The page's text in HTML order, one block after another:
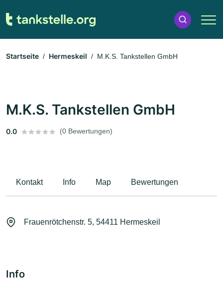
Startseite Hermeskeil M.K.S. Tankstellen GmbH
M.K.S. Tankstellen GmbH
0.0 (0 Bewertungen)
Kontakt Info Map Bewertungen
Frauenrötchenstr. 5, 54411 Hermeskeil
Info